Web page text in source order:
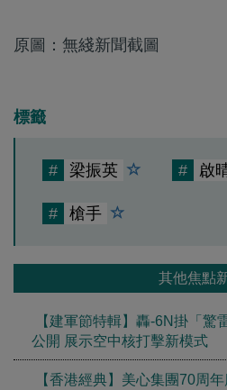
原圖：無綫新聞截圖
標籤
# 梁振英 # 啟
# 槍手
其他焦點
【建軍節特輯】轟-6N掛「驚
公開 展示空中核打擊新模式
【香港經典】美心集團70周